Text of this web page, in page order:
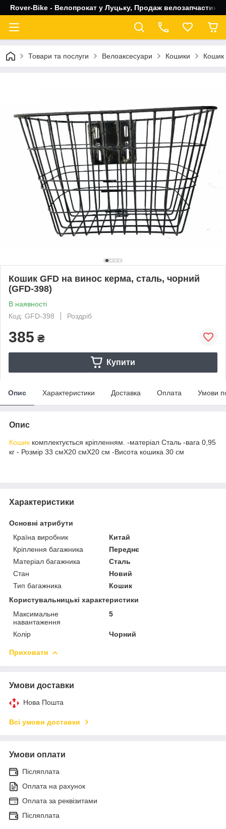
Rover-Bike - Велопрокат у Луцьку, Продаж велозапчастин,
Товари та послуги Велоаксесуари Кошики Кошик
Кошик GFD на винос керма, сталь, чорний
(GFD-398)
В наявності
Код: GFD-398
Роздріб
385 ₴
Купити
Опис Характеристики Доставка Оплата Умови
Опис
Кошик комплектується кріпленням. -матеріал Сталь -вага 0,95
кг - Розмір 33 смX20 смX20 см -Висота кошика 30 см
Характеристики
Основні атрибути
Країна виробник
Китай
Кріплення багажника
Переднє
Матеріал багажника
Сталь
Стан
Новий
Тип багажника
Кошик
Користувальницькі характеристики
Максимальне
навантаження
5
Колір Чорний
Приховати
Умови доставки
Нова Пошта
Всі умови доставки
Умови оплати
Післяплата
Оплата на рахунок
Оплата за реквізитами
Післяплата